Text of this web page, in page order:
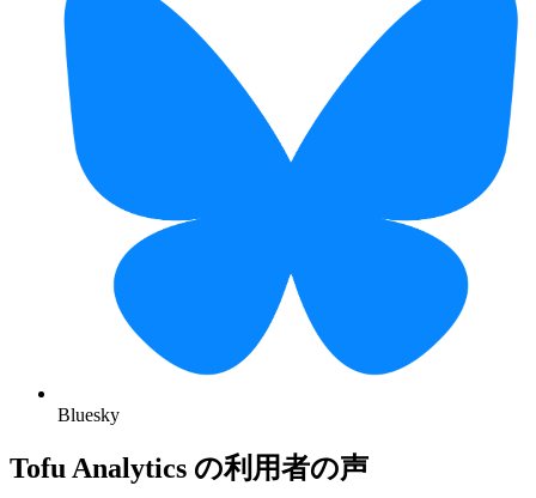
Bluesky
Tofu Analytics の利用者の声